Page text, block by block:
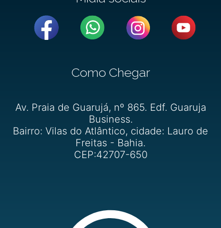
Como Chegar
Av. Praia de Guarujá, nº 865. Edf. Guaruja
Business.
Bairro: Vilas do Atlântico, cidade: Lauro de
Freitas - Bahia.
CEP:42707-650